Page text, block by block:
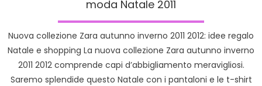
moda Natale 2011
Nuova collezione Zara autunno inverno 2011 2012: idee regalo
Natale e shopping La nuova collezione Zara autunno inverno
2011 2012 comprende capi d’abbigliamento meravigliosi.
Saremo splendide questo Natale con i pantaloni e le t-shirt